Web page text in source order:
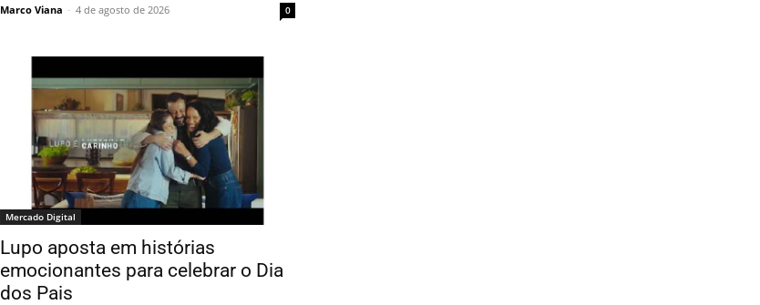
Marco Viana - 4 de agosto de 2026 0
Mercado Digital
Lupo aposta em histórias
emocionantes para celebrar o Dia
dos Pais